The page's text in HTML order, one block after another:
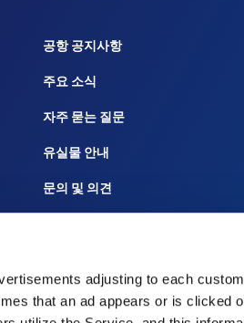
adjusting to each
that an ad appears or is clicked
공항 공지사항
주요 소식
자주 묻는 질문
유실물 안내
문의 및 의견
재해시 대응